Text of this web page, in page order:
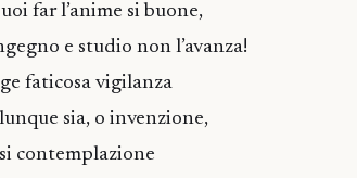
far l’anime si buone,
e studio non l’avanza!
faticosa vigilanza
sia, o invenzione,
contemplazione